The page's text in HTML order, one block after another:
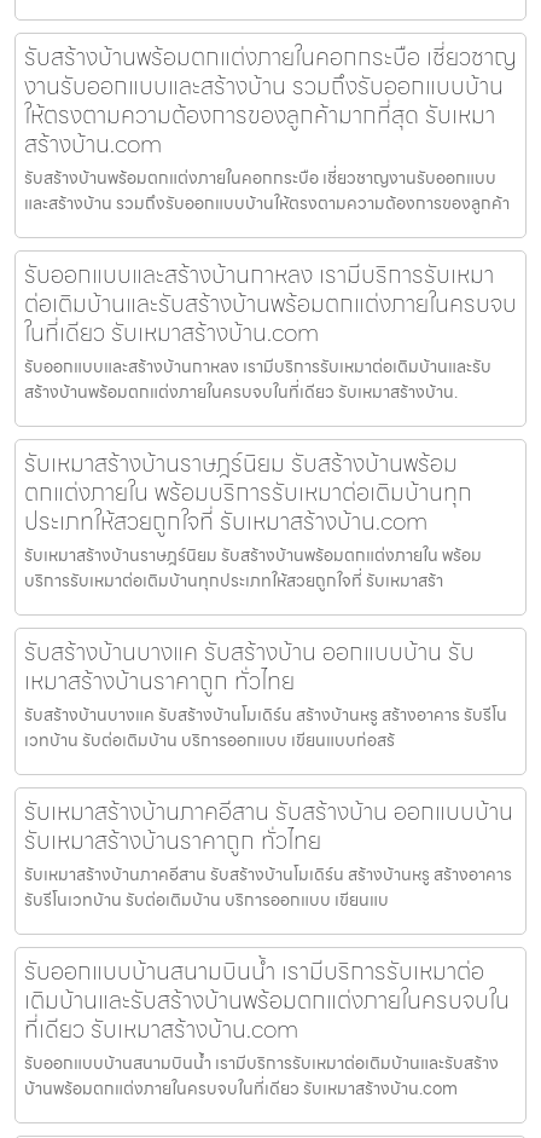
รับสร้างบ้านพร้อมตกแต่งภายในคอกกระบือ เชี่ยวชาญ
งานรับออกแบบและสร้างบ้าน รวมถึงรับออกแบบบ้าน
ให้ตรงตามความต้องการของลูกค้ามากที่สุด รับเหมา
สร้างบ้าน.com
รับสร้างบ้านพร้อมตกแต่งภายในคอกกระบือ เชี่ยวชาญงานรับออกแบบ
และสร้างบ้าน รวมถึงรับออกแบบบ้านให้ตรงตามความต้องการของลูกค้า
รับออกแบบและสร้างบ้านกาหลง เรามีบริการรับเหมา
ต่อเติมบ้านและรับสร้างบ้านพร้อมตกแต่งภายในครบจบ
ในที่เดียว รับเหมาสร้างบ้าน.com
รับออกแบบและสร้างบ้านกาหลง เรามีบริการรับเหมาต่อเติมบ้านและรับ
สร้างบ้านพร้อมตกแต่งภายในครบจบในที่เดียว รับเหมาสร้างบ้าน.
รับเหมาสร้างบ้านราษฎร์นิยม รับสร้างบ้านพร้อม
ตกแต่งภายใน พร้อมบริการรับเหมาต่อเติมบ้านทุก
ประเภทให้สวยถูกใจที่ รับเหมาสร้างบ้าน.com
รับเหมาสร้างบ้านราษฎร์นิยม รับสร้างบ้านพร้อมตกแต่งภายใน พร้อม
บริการรับเหมาต่อเติมบ้านทุกประเภทให้สวยถูกใจที่ รับเหมาสร้า
รับสร้างบ้านบางแค รับสร้างบ้าน ออกแบบบ้าน รับ
เหมาสร้างบ้านราคาถูก ทั่วไทย
รับสร้างบ้านบางแค รับสร้างบ้านโมเดิร์น สร้างบ้านหรู สร้างอาคาร รับรีโน
เวทบ้าน รับต่อเติมบ้าน บริการออกแบบ เขียนแบบก่อสร้
รับเหมาสร้างบ้านภาคอีสาน รับสร้างบ้าน ออกแบบบ้าน
รับเหมาสร้างบ้านราคาถูก ทั่วไทย
รับเหมาสร้างบ้านภาคอีสาน รับสร้างบ้านโมเดิร์น สร้างบ้านหรู สร้างอาคาร
รับรีโนเวทบ้าน รับต่อเติมบ้าน บริการออกแบบ เขียนแบ
รับออกแบบบ้านสนามบินน้ำ เรามีบริการรับเหมาต่อ
เติมบ้านและรับสร้างบ้านพร้อมตกแต่งภายในครบจบใน
ที่เดียว รับเหมาสร้างบ้าน.com
รับออกแบบบ้านสนามบินน้ำ เรามีบริการรับเหมาต่อเติมบ้านและรับสร้าง
บ้านพร้อมตกแต่งภายในครบจบในที่เดียว รับเหมาสร้างบ้าน.com